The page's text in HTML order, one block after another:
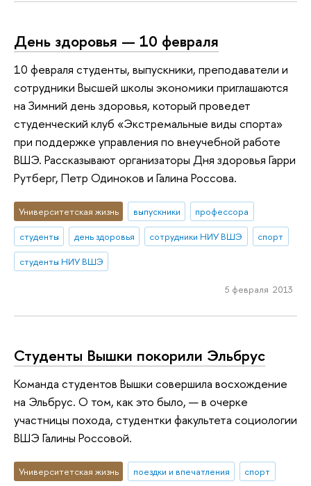
День здоровья — 10 февраля
10 февраля студенты, выпускники, преподаватели и
сотрудники Высшей школы экономики приглашаются
на Зимний день здоровья, который проведет
студенческий клуб «Экстремальные виды спорта»
при поддержке управления по внеучебной работе
ВШЭ. Рассказывают организаторы Дня здоровья Гарри
Рутберг, Петр Одиноков и Галина Россова.
Университетская жизнь выпускники
профессора
студенты
день здоровья сотрудники НИУ ВШЭ
спорт
студенты НИУ ВШЭ
5 февраля 2013
Студенты Вышки покорили Эльбрус
Команда студентов Вышки совершила восхождение
на Эльбрус. О том, как это было, — в очерке
участницы похода, студентки факультета социологии
ВШЭ Галины Россовой.
Университетская жизнь поездки и впечатления
спорт